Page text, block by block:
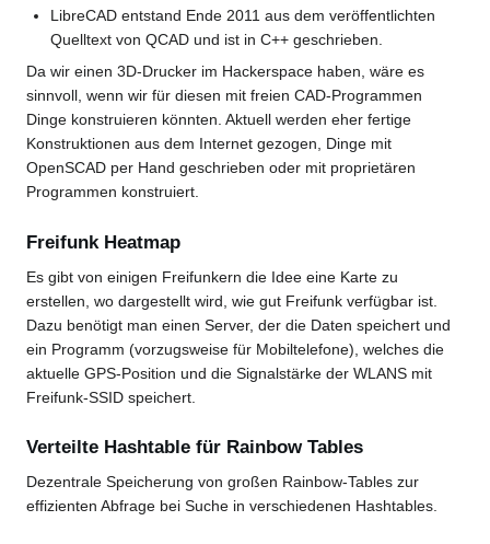
LibreCAD entstand Ende 2011 aus dem veröffentlichten
Quelltext von QCAD und ist in C++ geschrieben.
Da wir einen 3D-Drucker im Hackerspace haben, wäre es
sinnvoll, wenn wir für diesen mit freien CAD-Programmen
Dinge konstruieren könnten. Aktuell werden eher fertige
Konstruktionen aus dem Internet gezogen, Dinge mit
OpenSCAD per Hand geschrieben oder mit proprietären
Programmen konstruiert.
Freifunk Heatmap
Es gibt von einigen Freifunkern die Idee eine Karte zu
erstellen, wo dargestellt wird, wie gut Freifunk verfügbar ist.
Dazu benötigt man einen Server, der die Daten speichert und
ein Programm (vorzugsweise für Mobiltelefone), welches die
aktuelle GPS-Position und die Signalstärke der WLANS mit
Freifunk-SSID speichert.
Verteilte Hashtable für Rainbow Tables
Dezentrale Speicherung von großen Rainbow-Tables zur
effizienten Abfrage bei Suche in verschiedenen Hashtables.